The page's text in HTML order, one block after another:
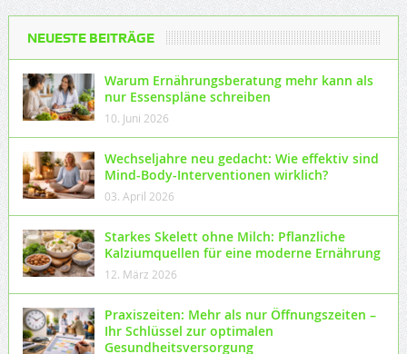
NEUESTE BEITRÄGE
Warum Ernährungsberatung mehr kann als
nur Essenspläne schreiben
10. Juni 2026
Wechseljahre neu gedacht: Wie effektiv sind
Mind-Body-Interventionen wirklich?
03. April 2026
Starkes Skelett ohne Milch: Pflanzliche
Kalziumquellen für eine moderne Ernährung
12. März 2026
Praxiszeiten: Mehr als nur Öffnungszeiten –
Ihr Schlüssel zur optimalen
Gesundheitsversorgung